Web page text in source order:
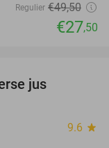
Regulier €49,50
€27,50
jus
9.6 star